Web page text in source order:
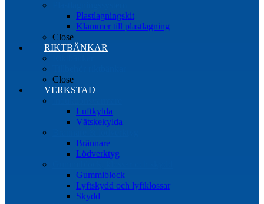
Plastlagningskit
Klammer till plastlagning
Close
RIKTBÄNKAR
Close
VERKSTAD
Luftkylda
Vätskekylda
Brännare
Lödverktyg
Gummiblock
Lyftskydd och lyftklossar
Skydd